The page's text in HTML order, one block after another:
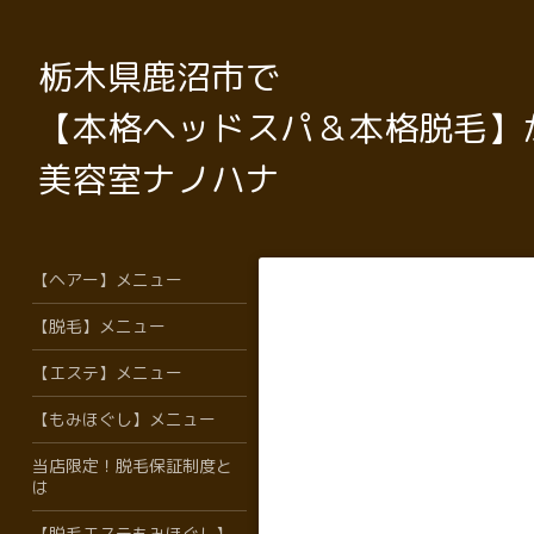
栃木県鹿沼市で
【本格ヘッドスパ＆本格脱毛
美容室ナノハナ
【ヘアー】メニュー
【脱毛】メニュー
【エステ】メニュー
【もみほぐし】メニュー
当店限定！脱毛保証制度と
は